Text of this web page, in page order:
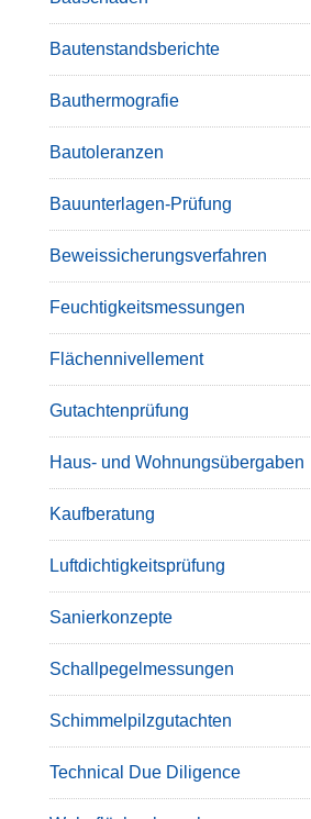
Bautenstandsberichte
Bauthermografie
Bautoleranzen
Bauunterlagen-Prüfung
Beweissicherungsverfahren
Feuchtigkeitsmessungen
Flächennivellement
Gutachtenprüfung
Haus- und Wohnungsübergaben
Kaufberatung
Luftdichtigkeitsprüfung
Sanierkonzepte
Schallpegelmessungen
Schimmelpilzgutachten
Technical Due Diligence